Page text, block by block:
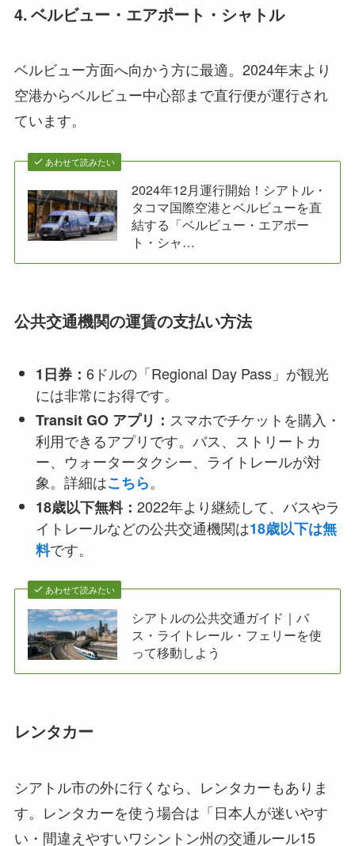
4. ベルビュー・エアポート・シャトル
ベルビュー方面へ向かう方に最適。2024年末より
空港からベルビュー中心部まで直行便が運行され
ています。
あわせて読みたい
2024年12月運行開始！シアトル・
タコマ国際空港とベルビューを直
結する「ベルビュー・エアポー
ト・シャ…
公共交通機関の運賃の支払い方法
1日券： 6ドルの「Regional Day Pass」が観光
には非常にお得です。
Transit GO アプリ： スマホでチケットを購入・
利用できるアプリです。バス、ストリートカ
ー、ウォータータクシー、ライトレールが対
象。詳細はこちら。
18歳以下無料： 2022年より継続して、バスやラ
イトレールなどの公共交通機関は18歳以下は無
料です。
あわせて読みたい
シアトルの公共交通ガイド｜バ
ス・ライトレール・フェリーを使
って移動しよう
レンタカー
シアトル市の外に行くなら、レンタカーもありま
す。レンタカーを使う場合は「日本人が迷いやす
い・間違えやすいワシントン州の交通ルール15